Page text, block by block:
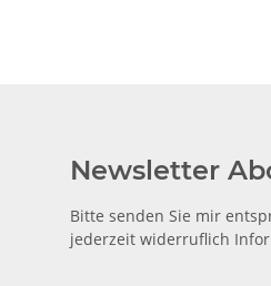
Newsletter
Bitte senden Sie mir
jederzeit widerruflich